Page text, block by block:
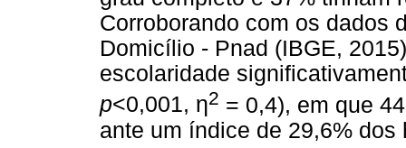
Corroborando com os dados
Domicílio - Pnad (IBGE,
escolaridade
p<0,001, η2 = 0,4), em que
ante um índice de 29,6% dos